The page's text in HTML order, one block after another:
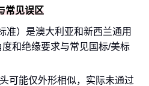
常见误区
准）是澳大利亚和新西兰通用
和绝缘要求与常见国标/美标
可能仅外形相似，实际未通过